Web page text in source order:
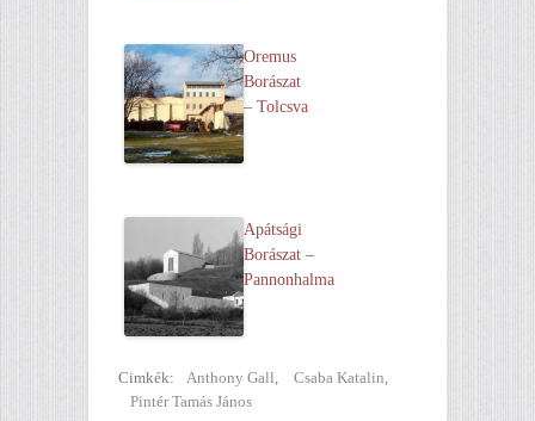
Oremus
Borászat
– Tolcsva
Apátsági
Borászat –
Pannonhalma
Cimkék: Anthony Gall Csaba Katalin
Pintér Tamás János